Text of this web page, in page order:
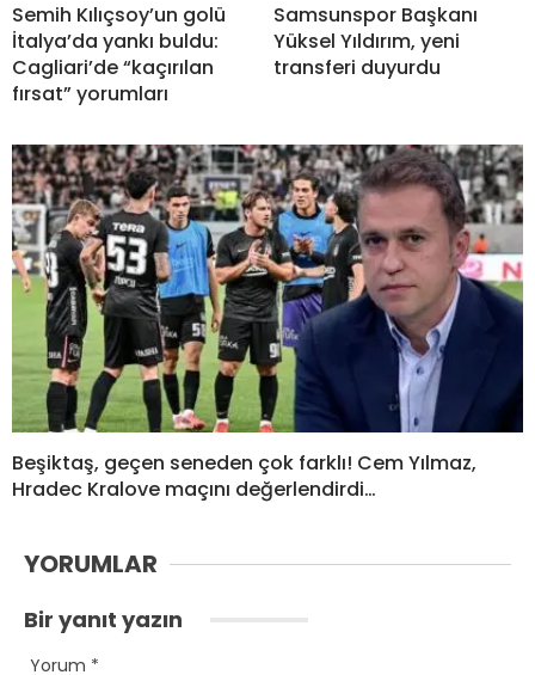
Semih Kılıçsoy’un golü
İtalya’da yankı buldu:
Cagliari’de “kaçırılan
fırsat” yorumları
Samsunspor Başkanı
Yüksel Yıldırım, yeni
transferi duyurdu
Beşiktaş, geçen seneden çok farklı! Cem Yılmaz,
Hradec Kralove maçını değerlendirdi…
YORUMLAR
Bir yanıt yazın
Yorum *